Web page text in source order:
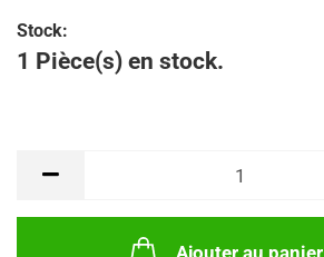
Stock:
1 Pièce(s) en stock.
Ajouter au panier